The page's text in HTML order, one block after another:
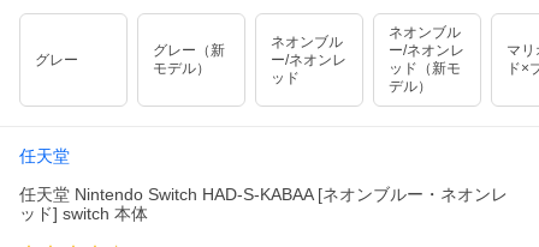
グレー
グレー（新
モデル）
ネオンブル
ー/ネオンレ
ッド
ネオンブル
ー/ネオンレ
ッド（新モ
デル）
マリ
ド×
任天堂
任天堂 Nintendo Switch HAD-S-KABAA [ネオンブルー・ネオンレ
ッド] switch 本体